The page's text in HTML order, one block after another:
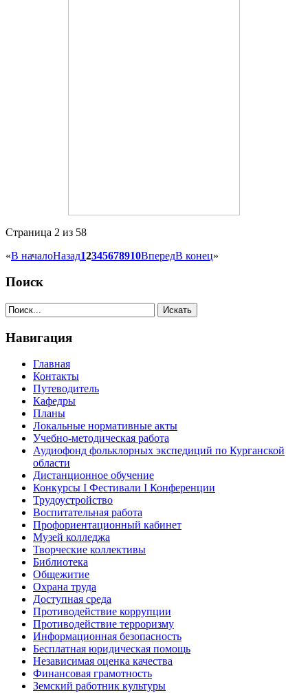
Страница 2 из 58
«В началоНазад12345678910ВпередВ конец»
Поиск
Навигация
Главная
Контакты
Путеводитель
Кафедры
Планы
Локальные нормативные акты
Учебно-методическая работа
Аудиофонд фольклорных экспедиций по Курганской
области
Дистанционное обучение
Конкурсы I Фестивали I Конференции
Трудоустройство
Воспитательная работа
Профориентационный кабинет
Музей колледжа
Творческие коллективы
Библиотека
Общежитие
Охрана труда
Доступная среда
Противодействие коррупции
Противодействие терроризму
Информационная безопасность
Бесплатная юридическая помощь
Независимая оценка качества
Финансовая грамотность
Земский работник культуры